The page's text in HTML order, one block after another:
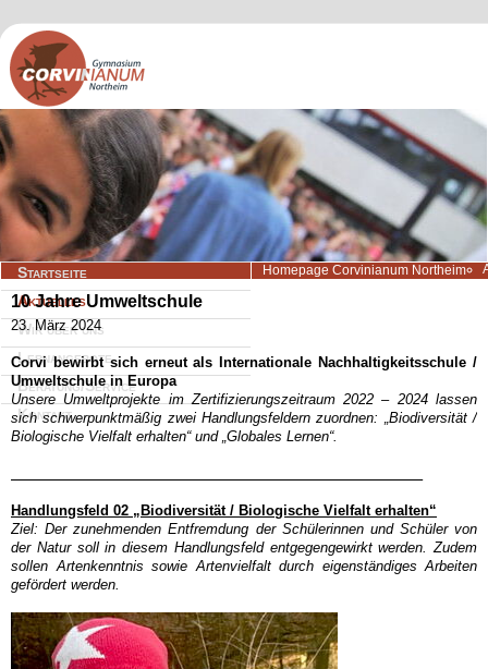
Navigation
überspringen
Startseite
Aktuelles
Wir über uns
Lernangebote
Beratung/Service
Kontakt
Homepage Corvinianum Northeim
10 Jahre Umweltschule
23. März 2024
Corvi bewirbt sich erneut als Internationale Nachhaltigkeitsschule /
Umweltschule in Europa
Unsere Umweltprojekte im Zertifizierungszeitraum 2022 – 2024lassen
sich schwerpunktmäßig zwei Handlungsfeldern zuordnen: „Biodiversität /
Biologische Vielfalt erhalten“und „Globales Lernen“.
Handlungsfeld 02 „ Biodiversität / Biologische Vielfalterhalten“
Ziel: Der zunehmenden Entfremdung der Schülerinnen und Schüler von
der Natur soll in diesem Handlungsfeld entgegengewirkt werden. Zudem
sollen Artenkenntnis sowie Artenvielfalt durch eigenständiges Arbeiten
gefördert werden.